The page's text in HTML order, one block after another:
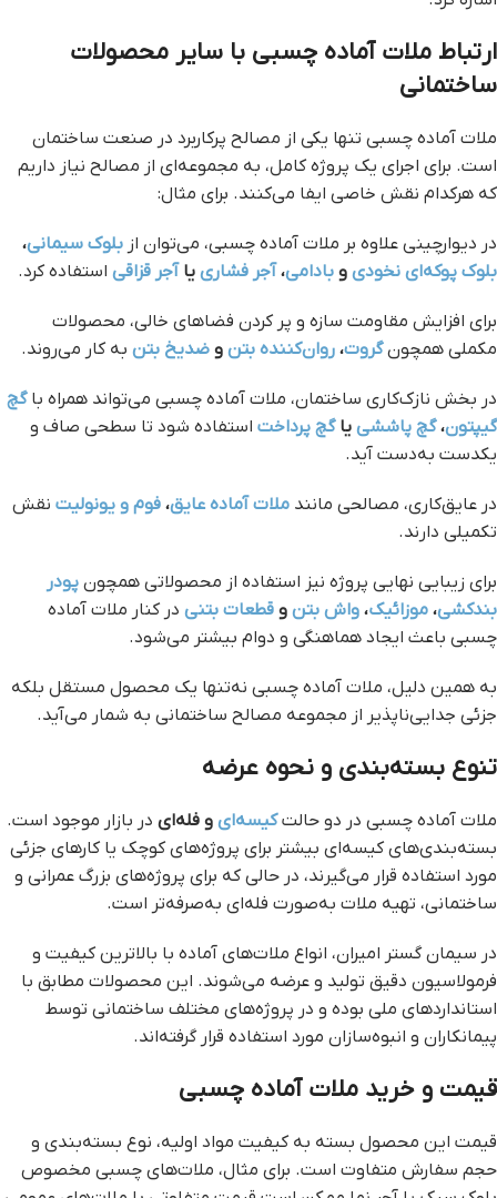
ارتباط ملات آماده چسبی با سایر محصولات
ساختمانی
ملات آماده چسبی تنها یکی از مصالح پرکاربرد در صنعت ساختمان
است. برای اجرای یک پروژه کامل، به مجموعه‌ای از مصالح نیاز داریم
که هرکدام نقش خاصی ایفا می‌کنند. برای مثال:
در دیوارچینی علاوه بر ملات آماده چسبی، می‌توان از بلوک سیمانی،
بلوک پوکه‌ای نخودی و بادامی، آجر فشاری یا آجر قزاقی استفاده کرد.
برای افزایش مقاومت سازه و پر کردن فضاهای خالی، محصولات
مکملی همچونگروت، روان‌کننده بتن و ضدیخ بتن به کار می‌روند.
در بخش نازک‌کاری ساختمان، ملات آماده چسبی می‌تواند همراه باگچ
گیپتون،گچ پاششی یاگچ پرداخت استفاده شود تا سطحی صاف و
یکدست به‌دست آید.
در عایق‌کاری، مصالحی مانند ملات آماده عایق، فوم و یونولیت نقش
تکمیلی دارند.
برای زیبایی نهایی پروژه نیز استفاده از محصولاتی همچون پودر
بندکشی، موزائیک، واش بتن و قطعات بتنی در کنار ملات آماده
چسبی باعث ایجاد هماهنگی و دوام بیشتر می‌شود.
به همین دلیل، ملات آماده چسبی نه‌تنها یک محصول مستقل بلکه
جزئی جدایی‌ناپذیر از مجموعه مصالح ساختمانی به شمار می‌آید.
تنوع بسته‌بندی و نحوه عرضه
ملات آماده چسبی در دو حالتکیسه‌ای و فله‌ای در بازار موجود است.
بسته‌بندی‌های کیسه‌ای بیشتر برای پروژه‌های کوچک یا کارهای جزئی
مورد استفاده قرار می‌گیرند، در حالی که برای پروژه‌های بزرگ عمرانی و
ساختمانی، تهیه ملات به‌صورت فله‌ای به‌صرفه‌تر است.
در سیمان گستر امیران، انواع ملات‌های آماده با بالاترین کیفیت و
فرمولاسیون دقیق تولید و عرضه می‌شوند. این محصولات مطابق با
استانداردهای ملی بوده و در پروژه‌های مختلف ساختمانی توسط
پیمانکاران و انبوه‌سازان مورد استفاده قرار گرفته‌اند.
قیمت و خرید ملات آماده چسبی
قیمت این محصول بسته به کیفیت مواد اولیه، نوع بسته‌بندی و
حجم سفارش متفاوت است. برای مثال، ملات‌های چسبی مخصوص